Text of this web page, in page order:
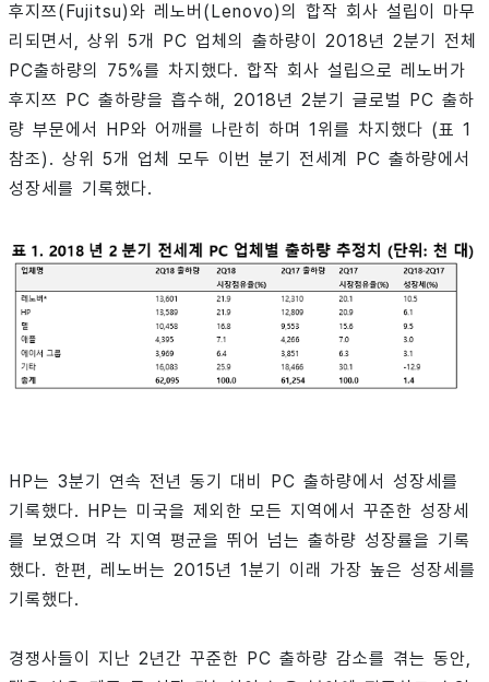
후지쯔(Fujitsu)와 레노버(Lenovo)의 합작 회사 설립이 마무
리되면서, 상위 5개 PC 업체의 출하량이 2018년 2분기 전체
PC출하량의 75%를 차지했다. 합작 회사 설립으로 레노버가
후지쯔 PC 출하량을 흡수해, 2018년 2분기 글로벌 PC 출하
량 부문에서 HP와 어깨를 나란히 하며 1위를 차지했다 (표 1
참조). 상위 5개 업체 모두 이번 분기 전세계 PC 출하량에서
성장세를 기록했다.
HP는 3분기 연속 전년 동기 대비 PC 출하량에서 성장세를
기록했다. HP는 미국을 제외한 모든 지역에서 꾸준한 성장세
를 보였으며 각 지역 평균을 뛰어 넘는 출하량 성장률을 기록
했다. 한편, 레노버는 2015년 1분기 이래 가장 높은 성장세를
기록했다.
경쟁사들이 지난 2년간 꾸준한 PC 출하량 감소를 겪는 동안,